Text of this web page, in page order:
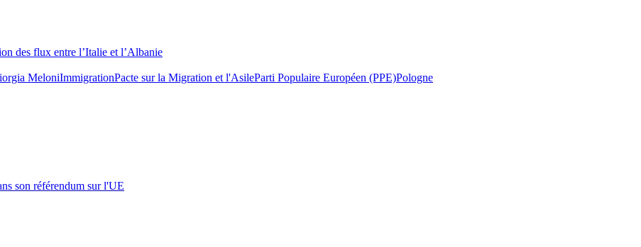
des flux entre l’Italie et l’Albanie
MeloniImmigrationPacte sur la Migration et l'AsileParti Populaire Européen (PPE)Pologne
son référendum sur l'UE